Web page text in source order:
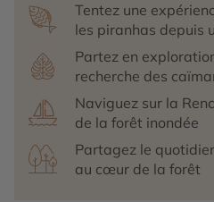
Tentez une
les piranhas depuis
Partez en
recherche des
Naviguez sur la
de la forêt inondée
Partagez le
au cœur de la forêt